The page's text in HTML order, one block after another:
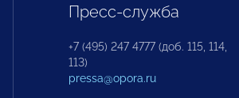
Пресс-служба
+7 (495) 247 4777 (доб. 115, 114,
113)
pressa@opora.ru